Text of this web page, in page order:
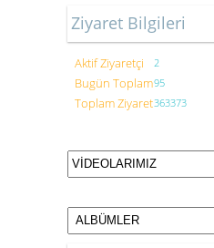
Ziyaret Bilgileri
Aktif Ziyaretçi 2
Bugün Toplam95
Toplam Ziyaret363373